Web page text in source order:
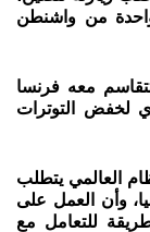
من واشنطن
معه فرنسا
لخفض التوترات
العالمي يتطلب
وأن العمل على
للتعامل مع